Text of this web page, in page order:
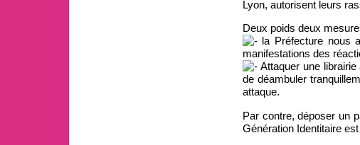
Lyon, autorisent leurs
Deux poids deux
la Préfecture nous
manifestations des
Attaquer une librairie
de déambuler
attaque.
Par contre, déposer un
Génération Identitaire